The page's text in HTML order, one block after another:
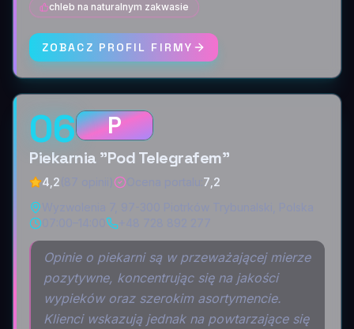
chleb na naturalnym zakwasie
ZOBACZ PROFIL FIRMY
06 P
Piekarnia "Pod Telegrafem"
4,2
7,2
Opinie o piekarni są w przeważającej mierze
pozytywne, koncentrując się na jakości
wypieków oraz szerokim asortymencie.
Klienci wskazują jednak na powtarzające się